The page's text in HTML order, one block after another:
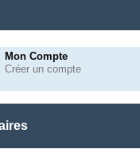
Mon Compte
Créer un compte